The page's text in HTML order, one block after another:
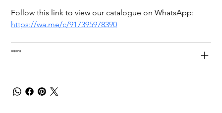
Follow this link to view our catalogue on WhatsApp:
https://wa.me/c/917395978390
Shipping